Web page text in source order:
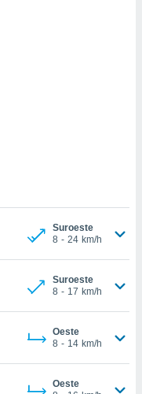
Suroeste
8 - 24 km/h
Suroeste
8 - 17 km/h
Oeste
8 - 14 km/h
Oeste